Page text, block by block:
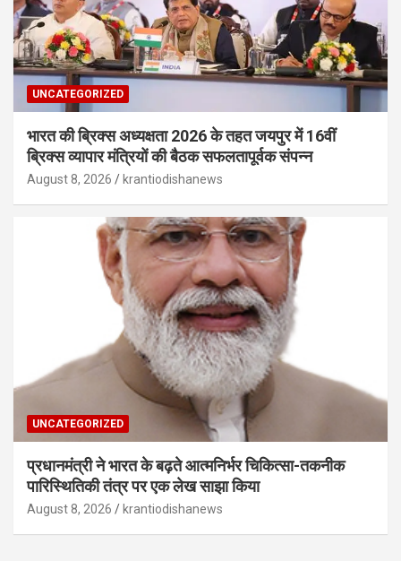
UNCATEGORIZED
भारत की ब्रिक्‍स अध्यक्षता 2026 के तहत जयपुर में 16वीं
ब्रिक्‍स व्यापार मंत्रियों की बैठक सफलतापूर्वक संपन्न
August 8, 2026 krantiodishanews
UNCATEGORIZED
प्रधानमंत्री ने भारत के बढ़ते आत्मनिर्भर चिकित्सा-तकनीक
पारिस्थितिकी तंत्र पर एक लेख साझा किया
August 8, 2026 krantiodishanews